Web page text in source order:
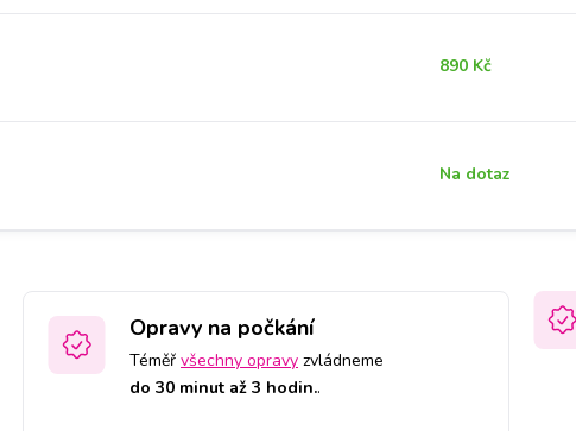
890 Kč
Na dotaz
Opravy na počkání
Téměř všechny opravy zvládneme
do 30 minut až 3 hodin..